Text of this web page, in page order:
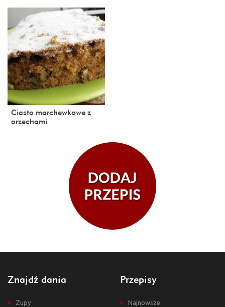
Ciasto marchewkowe z
orzechami
Znajdź dania
Zupy
Przepisy
Najnowsze